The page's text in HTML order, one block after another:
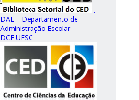
.
DAE – Departamento de
Administração Escolar
DCE UFSC